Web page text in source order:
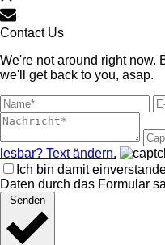
Contact Us
We're not around right now.
we'll get back to you, asap.
lesbar? Text ändern.
Ich bin damit
Daten durch das Formular
Senden